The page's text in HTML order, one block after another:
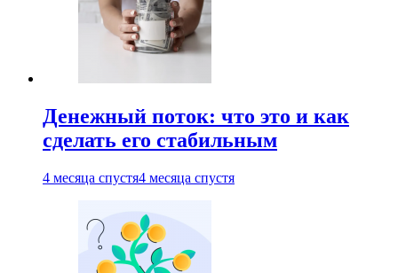
Денежный поток: что это и как
сделать его стабильным
4 месяца спустя4 месяца спустя